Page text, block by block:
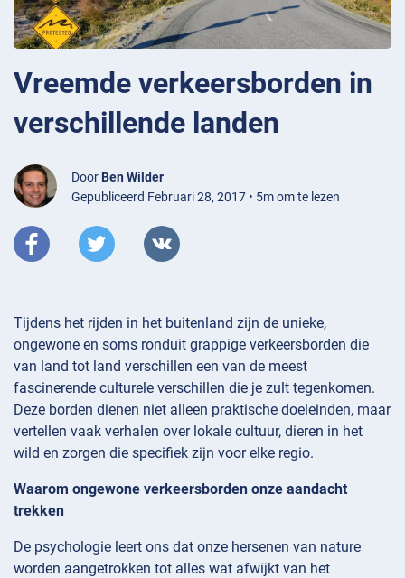
Vreemde verkeersborden in
verschillende landen
Door Ben Wilder
Gepubliceerd Februari 28, 2017 • 5m om te lezen
Tijdens het rijden in het buitenland zijn de unieke,
ongewone en soms ronduit grappige verkeersborden die
van land tot land verschillen een van de meest
fascinerende culturele verschillen die je zult tegenkomen.
Deze borden dienen niet alleen praktische doeleinden, maar
vertellen vaak verhalen over lokale cultuur, dieren in het
wild en zorgen die specifiek zijn voor elke regio.
Waarom ongewone verkeersborden onze aandacht
trekken
De psychologie leert ons dat onze hersenen van nature
worden aangetrokken tot alles wat afwijkt van het